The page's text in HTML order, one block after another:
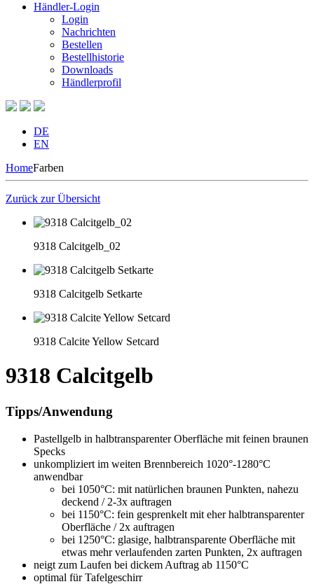
Händler-Login
Login
Nachrichten
Bestellen
Bestellhistorie
Downloads
Händlerprofil
DE
EN
HomeFarben
Zurück zur Übersicht
9318 Calcitgelb_02
9318 Calcitgelb Setkarte
9318 Calcite Yellow Setcard
9318 Calcitgelb
Tipps/Anwendung
Pastellgelb in halbtransparenter Oberfläche mit feinen braunen
Specks
unkompliziert im weiten Brennbereich 1020°-1280°C
anwendbar
bei 1050°C: mit natürlichen braunen Punkten, nahezu
deckend / 2-3x auftragen
bei 1150°C: fein gesprenkelt mit eher halbtransparenter
Oberfläche / 2x auftragen
bei 1250°C: glasige, halbtransparente Oberfläche mit
etwas mehr verlaufenden zarten Punkten, 2x auftragen
neigt zum Laufen bei dickem Auftrag ab 1150°C
optimal für Tafelgeschirr